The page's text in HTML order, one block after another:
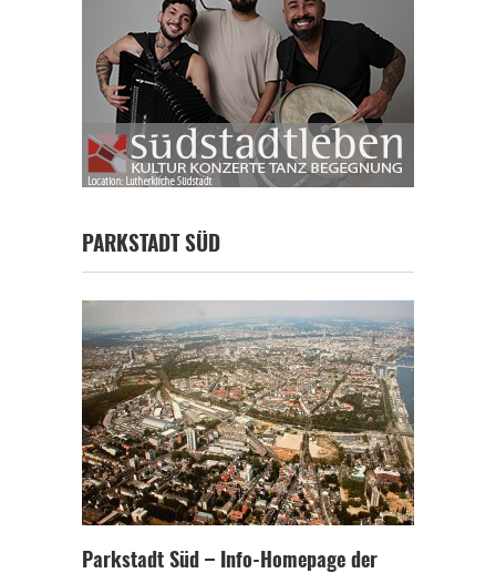
PARKSTADT SÜD
Parkstadt Süd – Info-Homepage der